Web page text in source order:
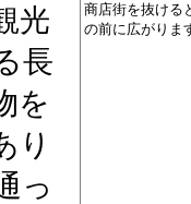
光
長
を
り
っ
商店街を抜ける
の前に広がりま